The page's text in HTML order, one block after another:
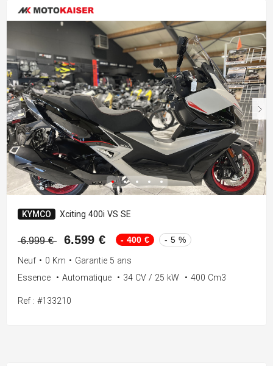
KYMCO Xciting 400i VS SE
6.999 € 6.599 € - 400 € - 5 %
Neuf • 0 Km • Garantie 5 ans
Essence
• Automatique • 34 CV / 25 kW • 400 Cm3
Ref : #133210